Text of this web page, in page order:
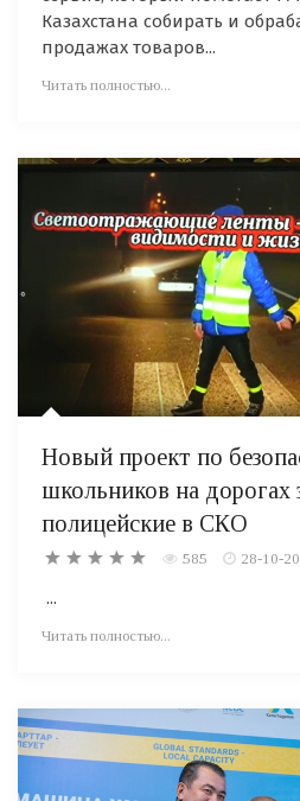
Казахстана собирать и
продажах товаров...
Читать полностью...
Новый проект по
школьников на дорогах
полицейские в СКО
585 28-10-
...
Читать полностью...